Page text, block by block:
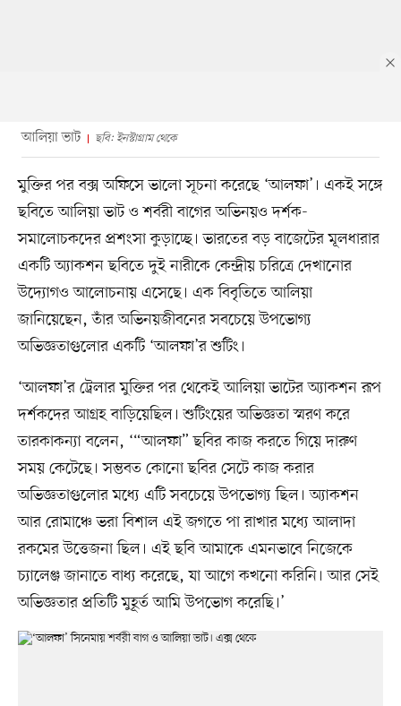
আলিয়া ভাট ছবি: ইনস্টাগ্রাম থেকে
মুক্তির পর বক্স অফিসে ভালো সূচনা করেছে ‘আলফা’। একই সঙ্গে
ছবিতে আলিয়া ভাট ও শর্বরী বাগের অভিনয়ও দর্শক-
সমালোচকদের প্রশংসা কুড়াচ্ছে। ভারতের বড় বাজেটের মূলধারার
একটি অ্যাকশন ছবিতে দুই নারীকে কেন্দ্রীয় চরিত্রে দেখানোর
উদ্যোগও আলোচনায় এসেছে। এক বিবৃতিতে আলিয়া
জানিয়েছেন, তাঁর অভিনয়জীবনের সবচেয়ে উপভোগ্য
অভিজ্ঞতাগুলোর একটি ‘আলফা’র শুটিং।
‘আলফা’র ট্রেলার মুক্তির পর থেকেই আলিয়া ভাটের অ্যাকশন রূপ
দর্শকদের আগ্রহ বাড়িয়েছিল। শুটিংয়ের অভিজ্ঞতা স্মরণ করে
তারকাকন্যা বলেন, ‘“আলফা” ছবির কাজ করতে গিয়ে দারুণ
সময় কেটেছে। সম্ভবত কোনো ছবির সেটে কাজ করার
অভিজ্ঞতাগুলোর মধ্যে এটি সবচেয়ে উপভোগ্য ছিল। অ্যাকশন
আর রোমাঞ্চে ভরা বিশাল এই জগতে পা রাখার মধ্যে আলাদা
রকমের উত্তেজনা ছিল। এই ছবি আমাকে এমনভাবে নিজেকে
চ্যালেঞ্জ জানাতে বাধ্য করেছে, যা আগে কখনো করিনি। আর সেই
অভিজ্ঞতার প্রতিটি মুহূর্ত আমি উপভোগ করেছি।’